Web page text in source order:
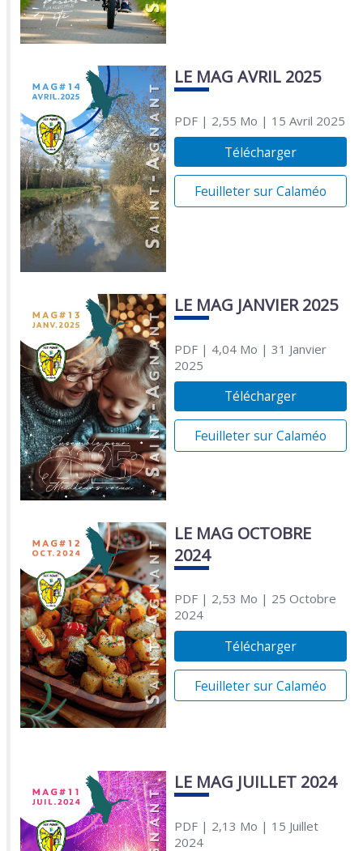
LE MAG AVRIL 2025
PDF| 2,55 Mo | 15 Avril 2025
Télécharger
Feuilleter sur Calaméo
LE MAG JANVIER 2025
PDF| 4,04 Mo | 31 Janvier
2025
Télécharger
Feuilleter sur Calaméo
LE MAG OCTOBRE
2024
PDF| 2,53 Mo | 25 Octobre
2024
Télécharger
Feuilleter sur Calaméo
LE MAG JUILLET 2024
PDF| 2,13 Mo | 15 Juillet
2024